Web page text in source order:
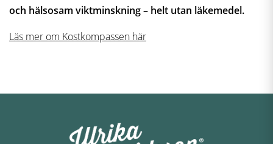
och hälsosam viktminskning – helt utan läkemedel.
Läs mer om Kostkompassen här